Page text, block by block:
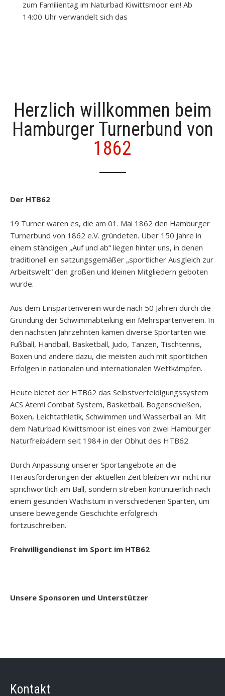
zum Familientag im Naturbad Kiwittsmoor ein! Ab
14:00 Uhr verwandelt sich das
Herzlich willkommen beim
Hamburger Turnerbund von
1862
Der HTB62
19 Turner waren es, die am 01. Mai 1862 den Hamburger
Turnerbund von 1862 e.V. gründeten. Über 150 Jahre in
einem ständigen „Auf und ab“ liegen hinter uns, in denen
traditionell ein satzungsgemäßer „sportlicher Ausgleich zur
Arbeitswelt“ den großen und kleinen Mitgliedern geboten
wurde.
Aus dem Einspartenverein wurde nach 50 Jahren durch die
Gründung der Schwimmabteilung ein Mehrspartenverein. In
den nächsten Jahrzehnten kamen diverse Sportarten wie
Fußball, Handball, Basketball, Judo, Tanzen, Tischtennis,
Boxen und andere dazu, die meisten auch mit sportlichen
Erfolgen in nationalen und internationalen Wettkämpfen.
Heute bietet der HTB62 das Selbstverteidigungssystem
ACS Atemi Combat System, Basketball, Bogenschießen,
Boxen, Leichtathletik, Schwimmen und Wasserball an. Mit
dem Naturbad Kiwittsmoor ist eines von zwei Hamburger
Naturfreibädern seit 1984 in der Obhut des HTB62.
Durch Anpassung unserer Sportangebote an die
Herausforderungen der aktuellen Zeit bleiben wir nicht nur
sprichwörtlich am Ball, sondern streben kontinuierlich nach
einem gesunden Wachstum in verschiedenen Sparten, um
unsere bewegende Geschichte erfolgreich
fortzuschreiben.
Freiwilligendienst im Sport im HTB62
Unsere Sponsoren und Unterstützer
Kontakt